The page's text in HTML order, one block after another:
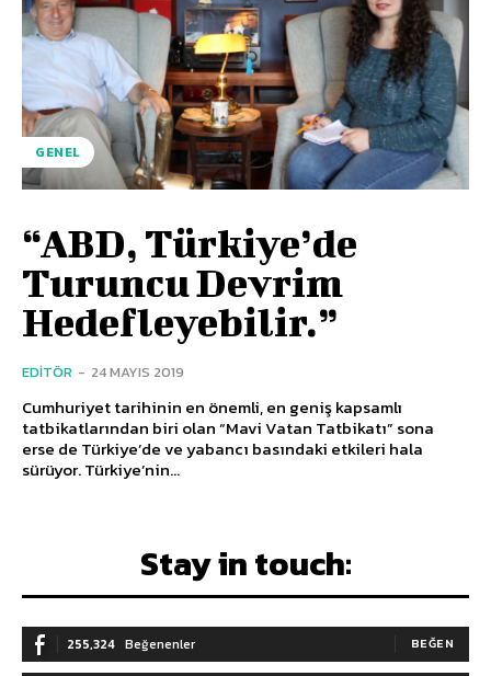
GENEL
“ABD, Türkiye’de
Turuncu Devrim
Hedefleyebilir.”
EDITÖR - 24 MAYIS 2019
Cumhuriyet tarihinin en önemli, en geniş kapsamlı
tatbikatlarından biri olan “Mavi Vatan Tatbikatı” sona
erse de Türkiye’de ve yabancı basındaki etkileri hala
sürüyor. Türkiye’nin...
Stay in touch:
255,324 Beğenenler BEĞEN